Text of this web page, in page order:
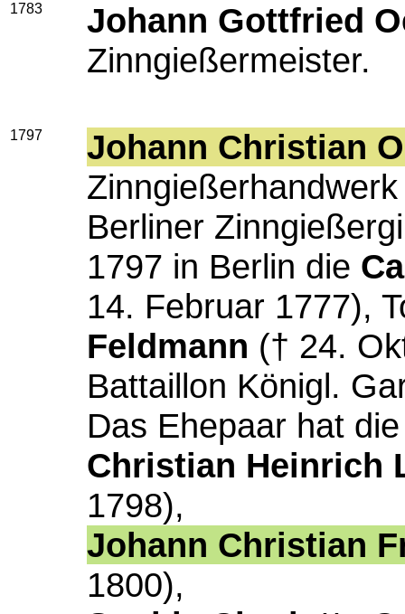
1783
Johann Gottfried
Zinngießermeister.
1797
Johann Christian
Berliner
1797 in Berlin die
14. Februar 1777),
Feldmann († 24.
Battaillon Königl.
Das Ehepaar hat
Christian Heinrich
1798),
Johann Christian
1800),